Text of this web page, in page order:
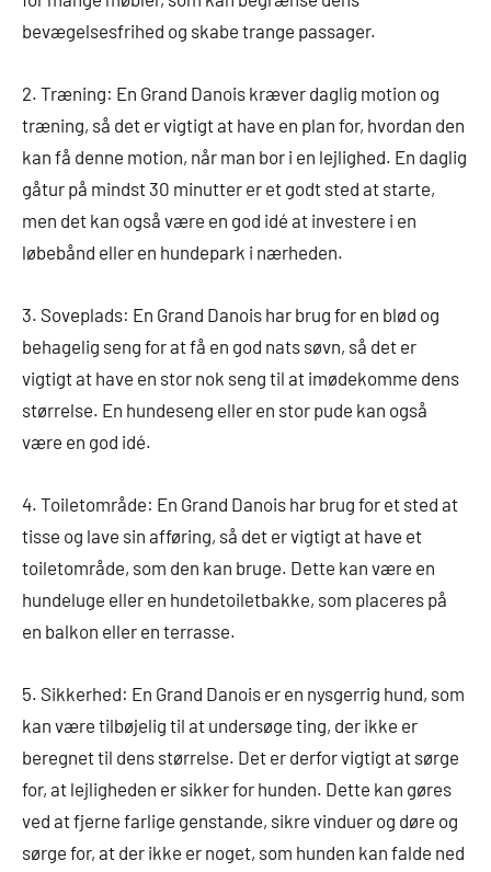
bevægelsesfrihed og skabe trange passager.
2. Træning: En Grand Danois kræver daglig motion og
træning, så det er vigtigt at have en plan for, hvordan den
kan få denne motion, når man bor i en lejlighed. En daglig
gåtur på mindst 30 minutter er et godt sted at starte,
men det kan også være en god idé at investere i en
løbebånd eller en hundepark i nærheden.
3. Soveplads: En Grand Danois har brug for en blød og
behagelig seng for at få en god nats søvn, så det er
vigtigt at have en stor nok seng til at imødekomme dens
størrelse. En hundeseng eller en stor pude kan også
være en god idé.
4. Toiletområde: En Grand Danois har brug for et sted at
tisse og lave sin afføring, så det er vigtigt at have et
toiletområde, som den kan bruge. Dette kan være en
hundeluge eller en hundetoiletbakke, som placeres på
en balkon eller en terrasse.
5. Sikkerhed: En Grand Danois er en nysgerrig hund, som
kan være tilbøjelig til at undersøge ting, der ikke er
beregnet til dens størrelse. Det er derfor vigtigt at sørge
for, at lejligheden er sikker for hunden. Dette kan gøres
ved at fjerne farlige genstande, sikre vinduer og døre og
sørge for, at der ikke er noget, som hunden kan falde ned